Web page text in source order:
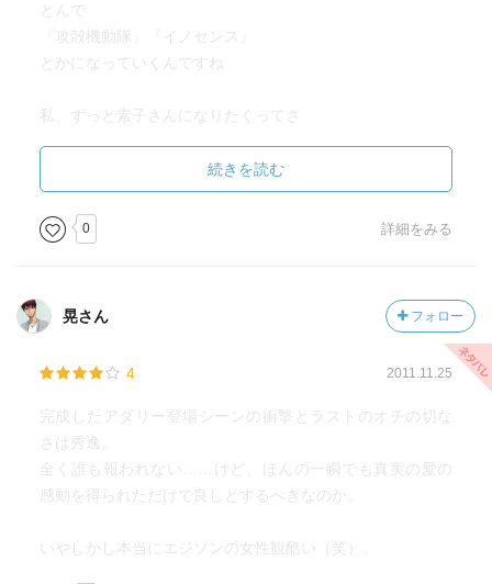
とんで
『攻殻機動隊』『イノセンス』
とかになっていくんですね
私、ずっと素子さんになりたくってさ
脳みそだけ液体入りのガラス瓶に保存されて
そこからコードだけが繋がってて
っていう昔の映画とかにもありそうな存在でもいい
初音ミクさんを良く知らないのですが
その熱狂のすごさに
続きを読む
0 詳細をみる
晃さん フォロー
4 2011.11.25
完成したアダリー登場シーンの衝撃とラストのオチの切な
さは秀逸。
全く誰も報われない……けど、ほんの一瞬でも真実の愛の
感動を得られただけで良しとするべきなのか。
いやしかし本当にエジソンの女性観酷い（笑）。